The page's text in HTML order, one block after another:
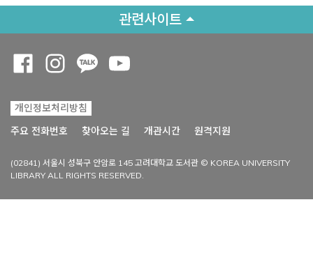
관련사이트
개인정보처리방침
주요 전화번호
찾아오는 길 개관시간 원격지원
(02841) 서울시 성북구 안암로 145 고려대학교 도서관 © KOREA UNIVERSITY
LIBRARY ALL RIGHTS RESERVED.
Opens a new window
Opens a new window
Opens a new window